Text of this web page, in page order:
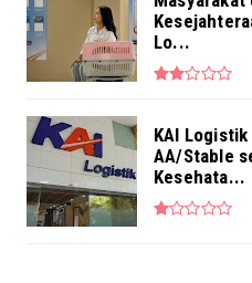
Lo...
KAI
AA/Stable
Kesehata...